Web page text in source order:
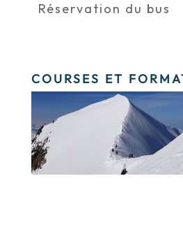
Réservation du bus
COURSES ET